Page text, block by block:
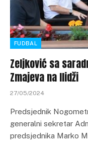
FUDBAL
Zeljković sa
Zmajeva na Ilidži
27/05/2024
Predsjednik
generalni sekretar
predsjednika Marko